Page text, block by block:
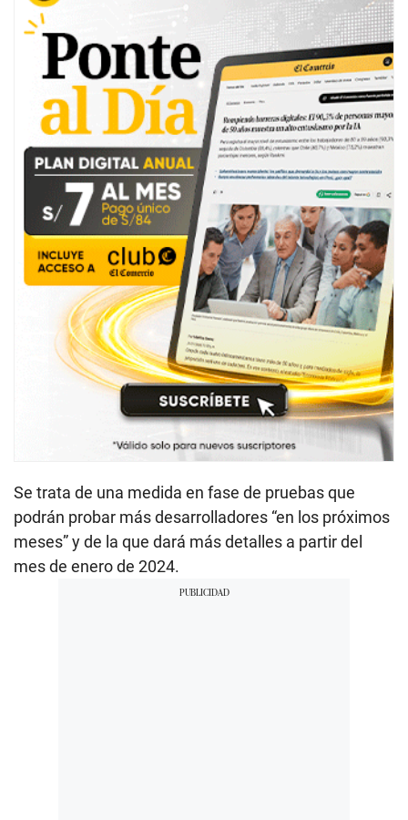
Se trata de una medida en fase de pruebas que
podrán probar más desarrolladores “en los próximos
meses” y de la que dará más detalles a partir del
mes de enero de 2024.